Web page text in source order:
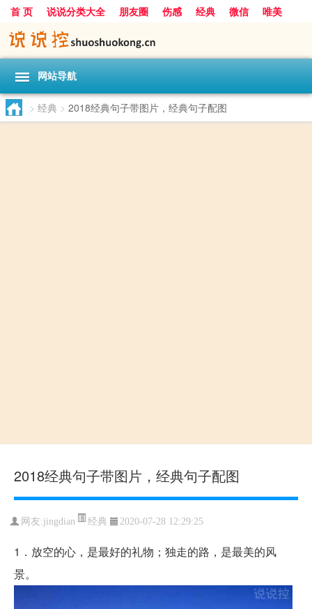
首 页 说说分类大全 朋友圈 伤感 经典 微信
唯美
励志
爱情 搞笑
网站导航
> 经典 > 2018经典句子带图片，经典句子配图
2018经典句子带图片，经典句子配图
网友:jingdian 经典 2020-07-28 12:29:25
1．放空的心，是最好的礼物；独走的路，是最美的风
景。